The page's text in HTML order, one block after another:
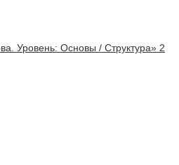
Уровень: Основы / Структура» 2